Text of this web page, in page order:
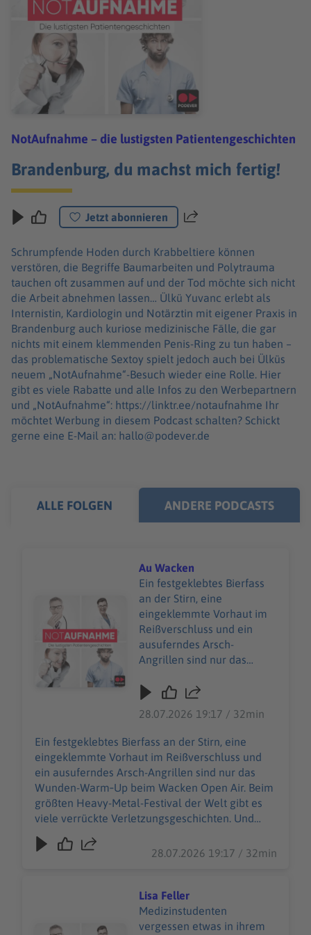
NotAufnahme – die lustigsten Patientengeschichten
Brandenburg, du machst mich fertig!
Jetzt abonnieren Teilen
Schrumpfende Hoden durch Krabbeltiere können
verstören, die Begriffe Baumarbeiten und Polytrauma
tauchen oft zusammen auf und der Tod möchte sich nicht
die Arbeit abnehmen lassen… Ülkü Yuvanc erlebt als
Internistin, Kardiologin und Notärztin mit eigener Praxis in
Brandenburg auch kuriose medizinische Fälle, die gar
nichts mit einem klemmenden Penis-Ring zu tun haben –
das problematische Sextoy spielt jedoch auch bei Ülküs
neuem „NotAufnahme“-Besuch wieder eine Rolle. Hier
gibt es viele Rabatte und alle Infos zu den Werbepartnern
und „NotAufnahme“: https://linktr.ee/notaufnahme Ihr
möchtet Werbung in diesem Podcast schalten? Schickt
gerne eine E-Mail an: hallo@podever.de
ALLE FOLGEN ANDERE PODCASTS
Audiotitel - Au Wacken
Au Wacken
Ein festgeklebtes Bierfass
an der Stirn, eine
eingeklemmte Vorhaut im
Reißverschluss und ein
ausuferndes Arsch-
Angrillen sind nur das
Wacken Open Air. Beim
Festival der Welt gibt es
viele verrückte
Verletzungsgeschichten.
Und Wiebke Düsberg
macht sich nicht vom
(berühmtesten) Acker,
sondern nimmt die
heilende Herausforderung
500 weiteren
Rescue Squads. 85.000
W:O:A-Fans sind in guten
Händen beim
28.07.2026 19:17 / 32min
Ein festgeklebtes Bierfass an der Stirn, eine
eingeklemmte Vorhaut im Reißverschluss und
ein ausuferndes Arsch-Angrillen sind nur das
Wunden-Warm‑Up beim Wacken Open Air. Beim
größten Heavy-Metal-Festival der Welt gibt es
viele verrückte Verletzungsgeschichten. Und
Wiebke Düsberg macht sich nicht vom
(berühmtesten) Acker, sondern nimmt die
Rescue Squads. 85.000 W:O:A-Fans sind in guten
Händen beim 24‑Stunden‑Sanitätsdienst. Selbst
im schrägsten *Schlammassel* … WERBUNG
28.07.2026 19:17 / 32min
Audiotitel - Lisa Feller
Lisa Feller
Medizinstudenten
vergessen etwas in ihrem